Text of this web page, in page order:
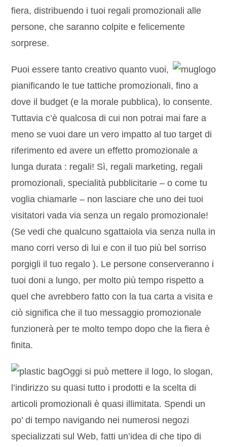
fiera, distribuendo i tuoi regali promozionali alle
persone, che saranno colpite e felicemente
sorprese.
Puoi essere tanto creativo quanto vuoi,
pianificando le tue tattiche promozionali, fino a
dove il budget (e la morale pubblica), lo consente.
Tuttavia c’è qualcosa di cui non potrai mai fare a
meno se vuoi dare un vero impatto al tuo target di
riferimento ed avere un effetto promozionale a
lunga durata : regali! Sì, regali marketing, regali
promozionali, specialità pubblicitarie – o come tu
voglia chiamarle – non lasciare che uno dei tuoi
visitatori vada via senza un regalo promozionale!
(Se vedi che qualcuno sgattaiola via senza nulla in
mano corri verso di lui e con il tuo più bel sorriso
porgigli il tuo regalo ). Le persone conserveranno i
tuoi doni a lungo, per molto più tempo rispetto a
quel che avrebbero fatto con la tua carta a visita e
ciò significa che il tuo messaggio promozionale
funzionerà per te molto tempo dopo che la fiera è
finita.
Oggi si può mettere il logo, lo slogan,
l’indirizzo su quasi tutto i prodotti e la scelta di
articoli promozionali è quasi illimitata. Spendi un
po’ di tempo navigando nei numerosi negozi
specializzati sul Web, fatti un’idea di che tipo di